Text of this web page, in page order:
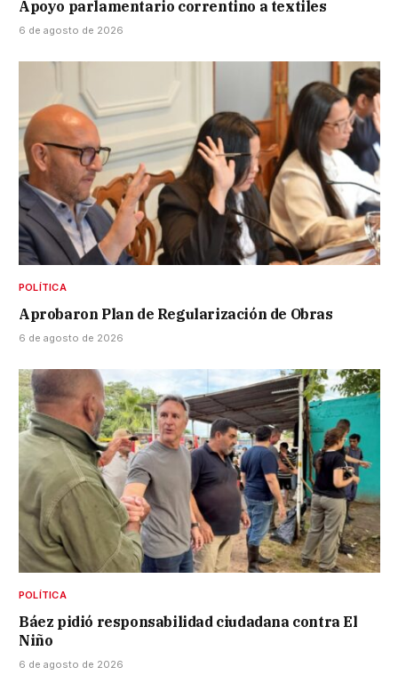
Apoyo parlamentario correntino a textiles
6 de agosto de 2026
POLÍTICA
Aprobaron Plan de Regularización de Obras
6 de agosto de 2026
POLÍTICA
Báez pidió responsabilidad ciudadana contra El
Niño
6 de agosto de 2026